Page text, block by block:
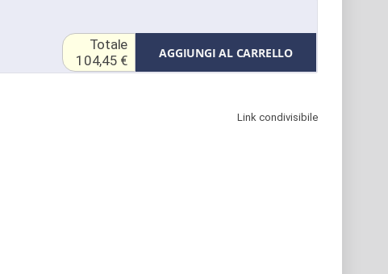
AGGIUNGI AL CARRELLO
Totale
104,45 €
Link condivisibile